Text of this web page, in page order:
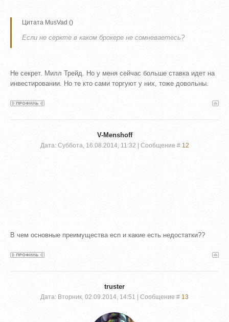
Цитата MusVad ()
Если не серкте в каком брокере не сомневаетесь?
Не секрет. Милл Трейд. Но у меня сейчас больше ставка идет на
инвестировании. Но те кто сами торгуют у них, тоже довольны.
V-Menshoff
Дата: Суббота, 16.08.2014, 11:32 | Сообщение # 12
В чем основные преимущества ecn и какие есть недостатки??
truster
Дата: Вторник, 02.09.2014, 14:51 | Сообщение # 13